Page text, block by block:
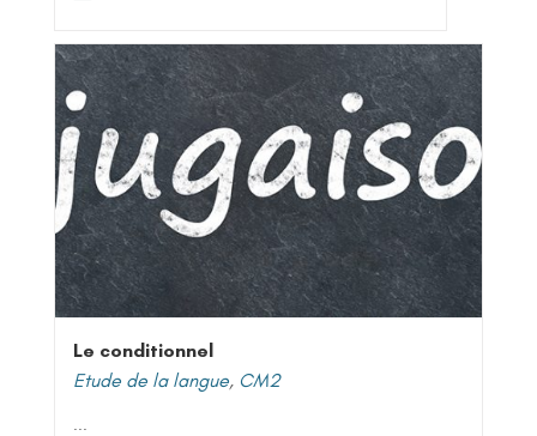
Le conditionnel
Etude de la langue, CM2
...